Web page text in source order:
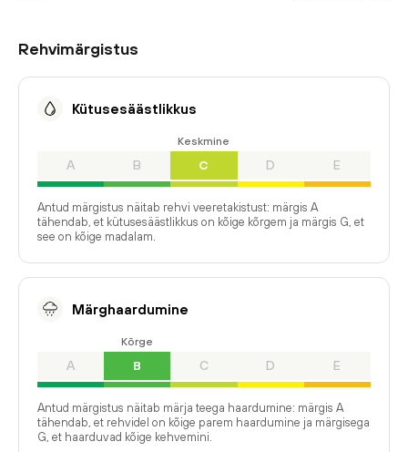
Rehvimärgistus
Kütusesäästlikkus
A B
Keskmine
C D E
Antud märgistus näitab rehvi veeretakistust: märgis A
tähendab, et kütusesäästlikkus on kõige kõrgem ja märgis G, et
see on kõige madalam.
Märghaardumine
A
Kõrge
B C D E
Antud märgistus näitab märja teega haardumine: märgis A
tähendab, et rehvidel on kõige parem haardumine ja märgisega
G, et haarduvad kõige kehvemini.